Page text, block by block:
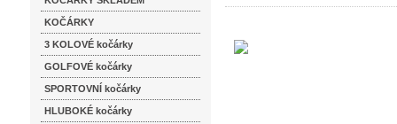
KOČÁRKY
3 KOLOVÉ kočárky
GOLFOVÉ kočárky
SPORTOVNÍ kočárky
HLUBOKÉ kočárky